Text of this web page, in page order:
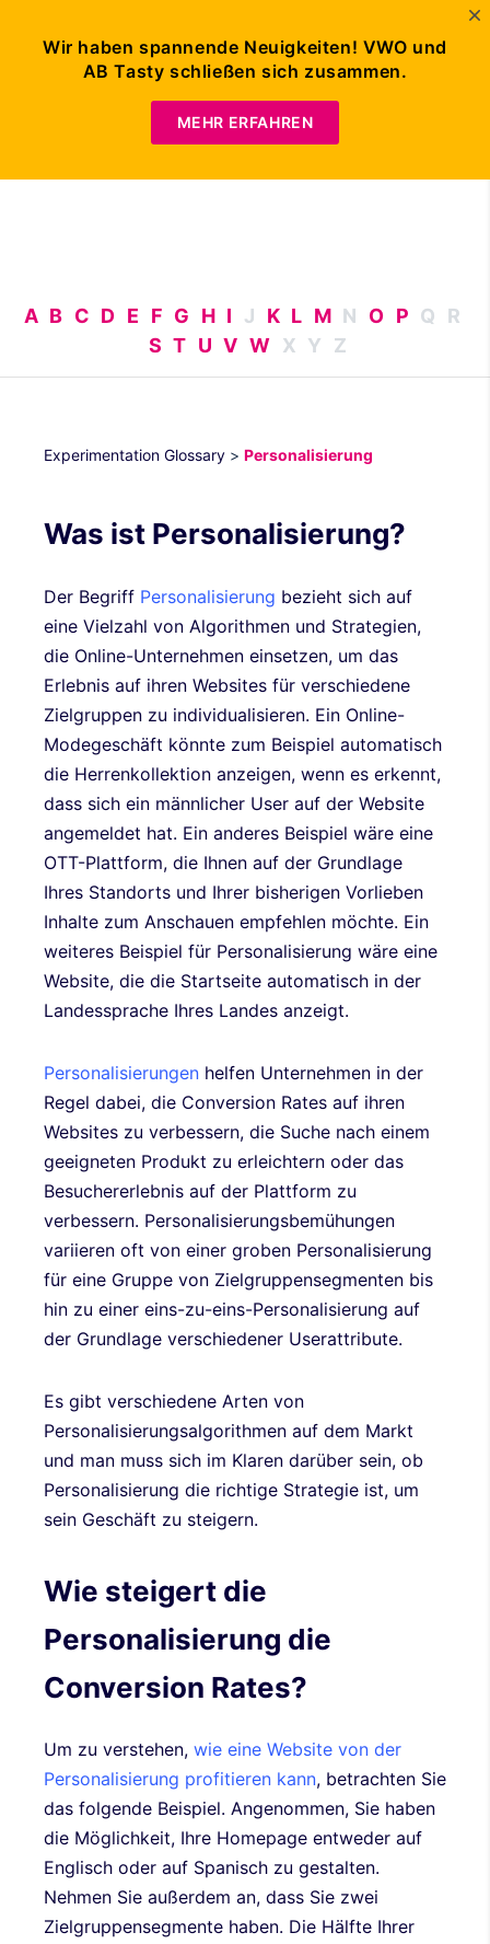
ANFORDERN
A B C D E F G H I J K L M N O P Q
R
S T U V W X Y Z
Experimentation Glossary > Personalisierung
Was ist Personalisierung?
Der Begriff Personalisierung bezieht sich auf
eine Vielzahl von Algorithmen und Strategien,
die Online-Unternehmen einsetzen, um das
Erlebnis auf ihren Websites für verschiedene
Zielgruppen zu individualisieren. Ein Online-
Modegeschäft könnte zum Beispiel automatisch
die Herrenkollektion anzeigen, wenn es erkennt,
dass sich ein männlicher User auf der Website
angemeldet hat. Ein anderes Beispiel wäre eine
OTT-Plattform, die Ihnen auf der Grundlage
Ihres Standorts und Ihrer bisherigen Vorlieben
Inhalte zum Anschauen empfehlen möchte. Ein
weiteres Beispiel für Personalisierung wäre eine
Website, die die Startseite automatisch in der
Landessprache Ihres Landes anzeigt.
Personalisierungen helfen Unternehmen in der
Regel dabei, die Conversion Rates auf ihren
Websites zu verbessern, die Suche nach einem
geeigneten Produkt zu erleichtern oder das
Besuchererlebnis auf der Plattform zu
verbessern. Personalisierungsbemühungen
variieren oft von einer groben Personalisierung
für eine Gruppe von Zielgruppensegmenten bis
hin zu einer eins-zu-eins-Personalisierung auf
der Grundlage verschiedener Userattribute.
Es gibt verschiedene Arten von
Personalisierungsalgorithmen auf dem Markt
und man muss sich im Klaren darüber sein, ob
Personalisierung die richtige Strategie ist, um
sein Geschäft zu steigern.
Wie steigert die
Personalisierung die
Conversion Rates?
Um zu verstehen, wie eine Website von der
Personalisierung profitieren kann, betrachten Sie
das folgende Beispiel. Angenommen, Sie haben
die Möglichkeit, Ihre Homepage entweder auf
Englisch oder auf Spanisch zu gestalten.
Nehmen Sie außerdem an, dass Sie zwei
Zielgruppensegmente haben. Die Hälfte Ihrer
Wir haben spannende Neuigkeiten! VWO und
AB Tasty schließen sich zusammen.
MEHR ERFAHREN